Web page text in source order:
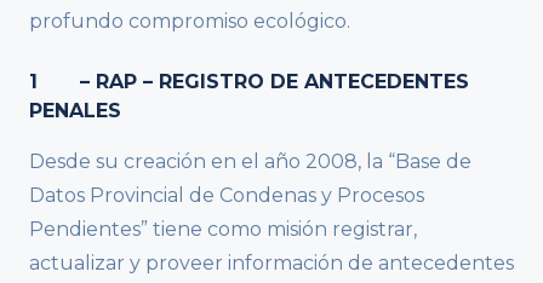
profundo compromiso ecológico.
1 – RAP – REGISTRO DE ANTECEDENTES
PENALES
Desde su creación en el año 2008, la “Base de
Datos Provincial de Condenas y Procesos
Pendientes” tiene como misión registrar,
actualizar y proveer información de antecedentes